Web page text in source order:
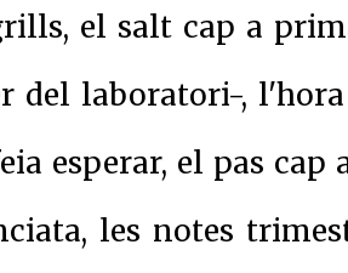
el salt cap a
del laboratori-,
esperar, el pas cap
les notes